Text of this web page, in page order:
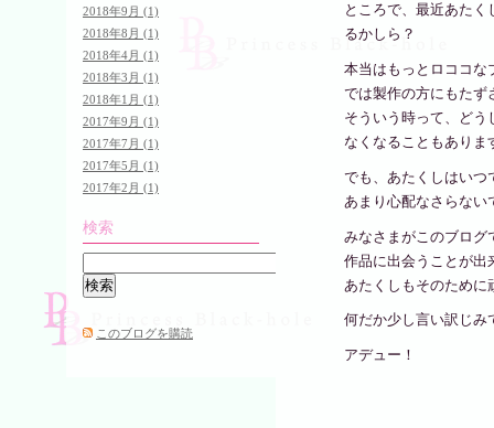
ところで、最近あたく
るかしら？
本当はもっとロココな
では製作の方にもたず
そういう時って、ど
なくなることもありま
でも、あたくしはいつ
あまり心配なさらない
みなさまがこのブログ
作品に出会うことが出
あたくしもそのために
何だか少し言い訳じみ
アデュー！
2018年9月 (1)
2018年8月 (1)
2018年4月 (1)
2018年3月 (1)
2018年1月 (1)
2017年9月 (1)
2017年7月 (1)
2017年5月 (1)
2017年2月 (1)
検索
このブログを購読